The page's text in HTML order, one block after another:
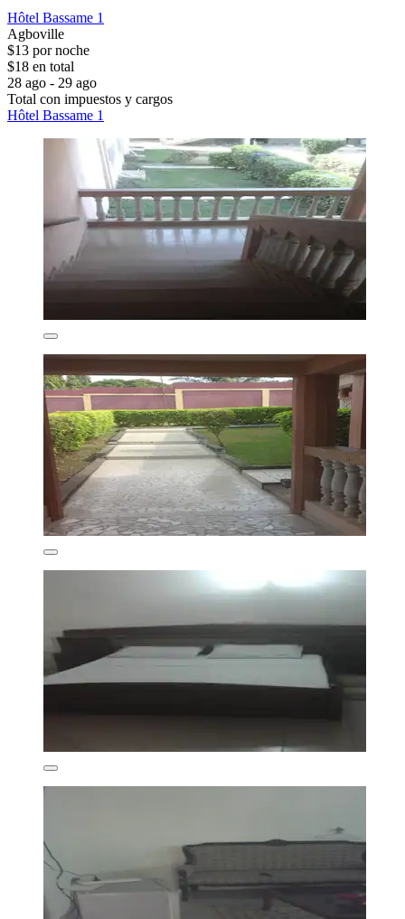
Hôtel Bassame 1
Agboville
$13 por noche
$18 en total
28 ago - 29 ago
Total con impuestos y cargos
Hôtel Bassame 1